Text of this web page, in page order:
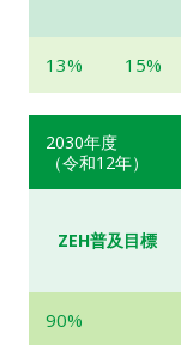
13% 15%
2030年度
（令和12年）
ZEH普及目標
90%